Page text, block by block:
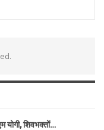
योगी, शिवभक्तों…